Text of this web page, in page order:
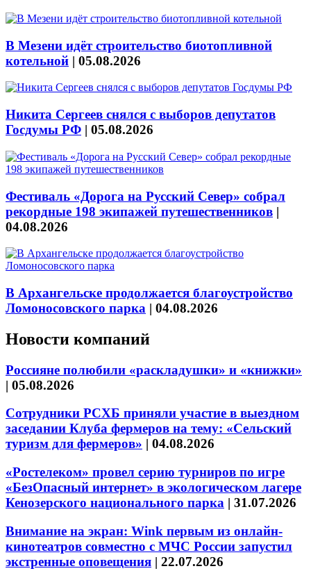
В Мезени идёт строительство биотопливной
котельной | 05.08.2026
Никита Сергеев снялся с выборов депутатов
Госдумы РФ | 05.08.2026
Фестиваль «Дорога на Русский Север» собрал
рекордные 198 экипажей путешественников |
04.08.2026
В Архангельске продолжается благоустройство
Ломоносовского парка | 04.08.2026
Новости компаний
Россияне полюбили «раскладушки» и «книжки»
| 05.08.2026
Сотрудники РСХБ приняли участие в выездном
заседании Клуба фермеров на тему: «Сельский
туризм для фермеров» | 04.08.2026
«Ростелеком» провел серию турниров по игре
«БезОпасный интернет» в экологическом лагере
Кенозерского национального парка | 31.07.2026
Внимание на экран: Wink первым из онлайн-
кинотеатров совместно с МЧС России запустил
экстренные оповещения | 22.07.2026